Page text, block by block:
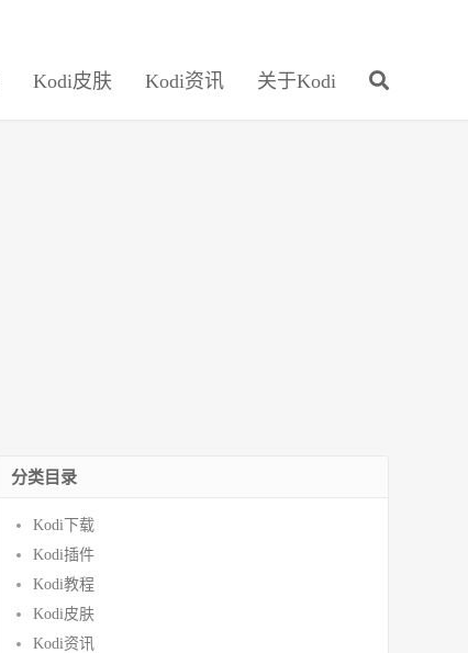
Kodi皮肤 Kodi资讯 关于Kodi
分类目录
Kodi下载
Kodi插件
Kodi教程
Kodi皮肤
Kodi资讯